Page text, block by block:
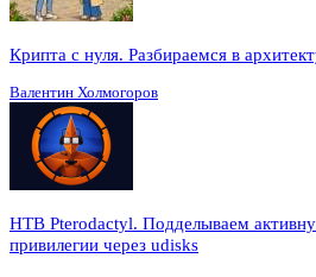
Крипта с нуля. Разбираемся в
Валентин Холмогоров
HTB Pterodactyl. Подделываем
привилегии через udisks